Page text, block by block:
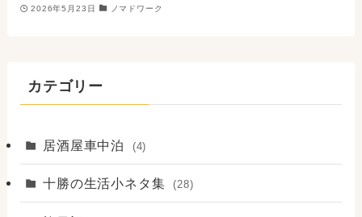
2026年5月23日 ノマドワーク
カテゴリー
居酒屋車中泊 (4)
十勝の生活小ネタ集 (28)